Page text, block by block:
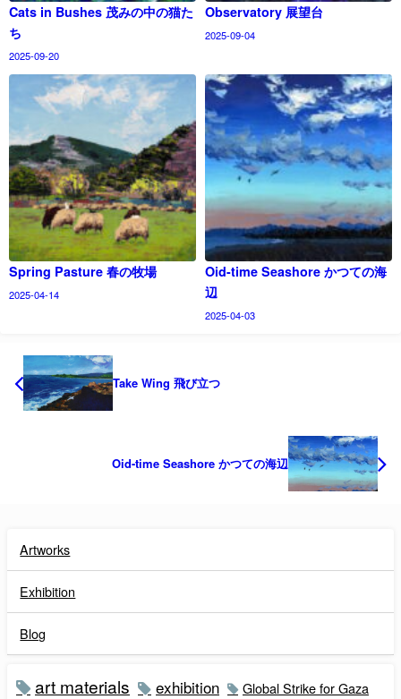
Cats in Bushes 茂みの中の猫た
ち
2025-09-20
Observatory 展望台
2025-09-04
Spring Pasture 春の牧場
2025-04-14
Oid-time Seashore かつての海
辺
2025-04-03
Take Wing 飛び立つ
Oid-time Seashore かつての海辺
Artworks
Exhibition
Blog
art materials exhibition Global Strike for Gaza